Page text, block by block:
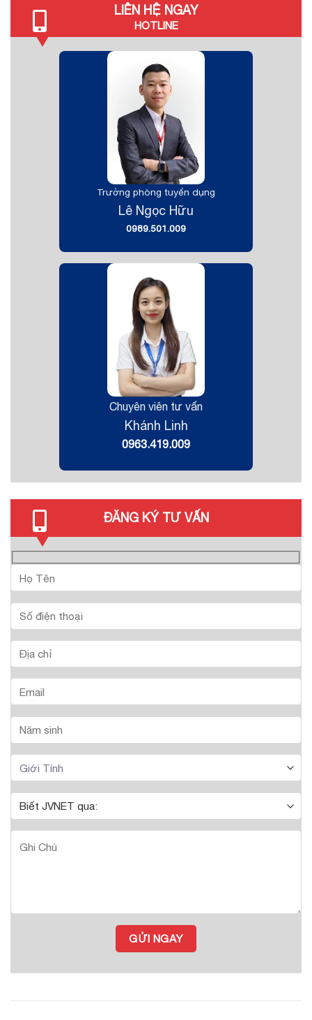
LIÊN HỆ NGAY
HOTLINE
Trưởng phòng tuyển dụng
Lê Ngọc Hữu
0989.501.009
Chuyên viên tư vấn
Khánh Linh
0963.419.009
ĐĂNG KÝ TƯ VẤN